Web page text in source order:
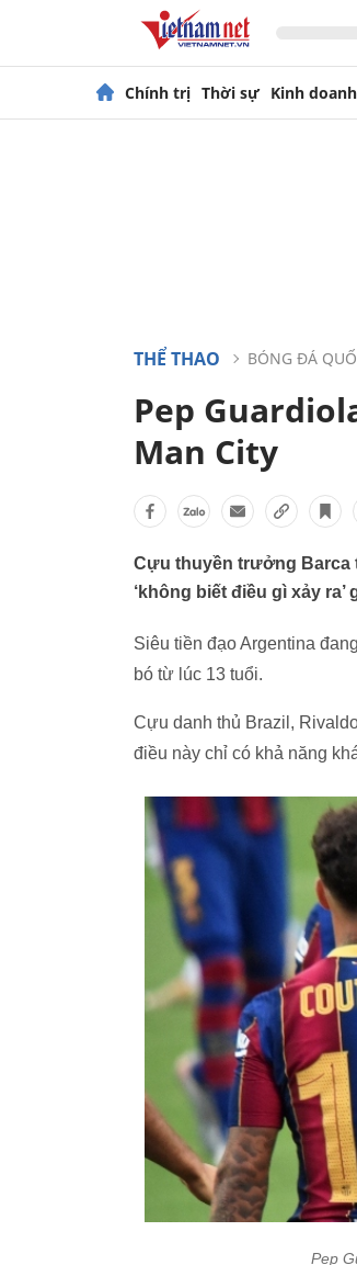
Chính trị Thời sự Kinh doanh
THỂ THAO BÓNG ĐÁ
Pep
Man City
Cựu thuyền trưởng Barca
‘không biết điều gì xảy
Siêu tiền đạo Argentina
bó từ lúc 13 tuổi.
Cựu danh thủ Brazil,
điều này chỉ có khả năng
Pep